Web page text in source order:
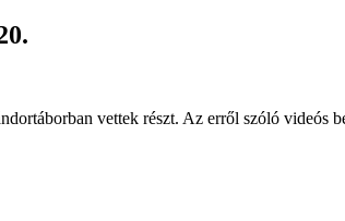
vettek részt. Az erről szóló videós